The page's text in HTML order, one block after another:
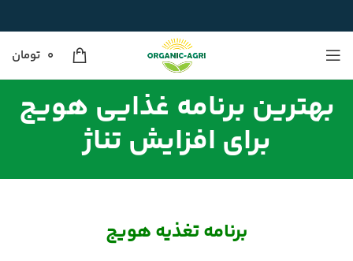
0 تومان
بهترین برنامه غذایی هویج
برای افزایش تناژ
برنامه تغذیه هویج